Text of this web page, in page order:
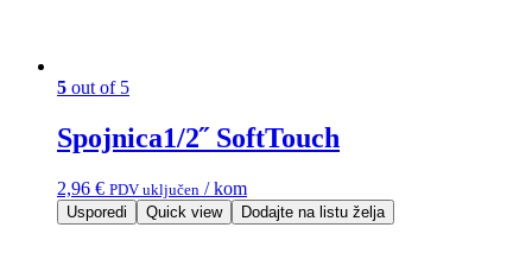
5 out of 5
Spojnica1/2˝ SoftTouch
2,96 € PDV uključen / kom
Usporedi Quick view Dodajte na listu želja